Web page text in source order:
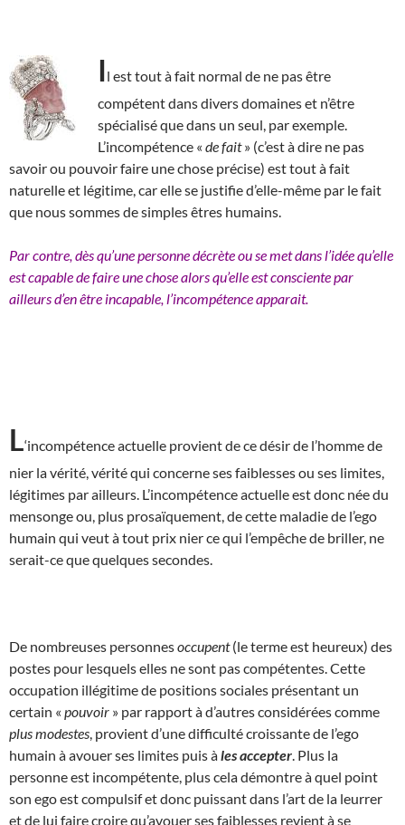
Il est tout à fait normal de ne pas être
compétent dans divers domaines et n’être
spécialisé que dans un seul, par exemple.
L’incompétence « de fait» (c’est à dire ne pas
savoir ou pouvoir faire une chose précise) est tout à fait
naturelle et légitime, car elle se justifie d’elle-même par le fait
que nous sommes de simples êtres humains.
Par contre, dès qu’une personne décrète ou se met dans l’idée qu’elle
est capable de faire une chose alors qu’elle est consciente par
ailleurs d’en être incapable, l’incompétence apparait.
L‘incompétence actuelle provient de ce désir de l’homme de
nier la vérité, vérité qui concerne ses faiblesses ou ses limites,
légitimes par ailleurs. L’incompétence actuelle est donc née du
mensonge ou, plus prosaïquement, de cette maladie de l’ego
humain qui veut à tout prix nier ce qui l’empêche de briller, ne
serait-ce que quelques secondes.
De nombreuses personnesoccupent(le terme est heureux) des
postes pour lesquels elles ne sont pas compétentes. Cette
occupation illégitime de positions sociales présentant un
certain « pouvoir » par rapport à d’autres considérées comme
plus modestes , provient d’une difficulté croissante de l’ego
humain à avouer ses limites puis àles accepter . Plus la
personne est incompétente, plus cela démontre à quel point
son ego est compulsif et donc puissant dans l’art de la leurrer
et de lui faire croire qu’avouer ses faiblesses revient à se